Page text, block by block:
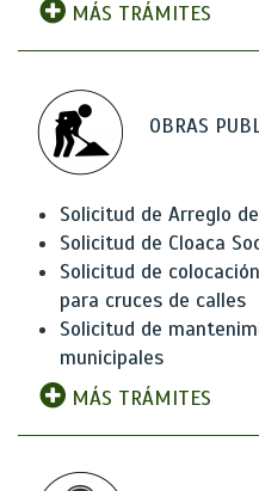
MÁS TRÁMITES
OBRAS
Solicitud de Arreglo
Solicitud de Cloaca
Solicitud de
para cruces de calles
Solicitud de
municipales
MÁS TRÁMITES